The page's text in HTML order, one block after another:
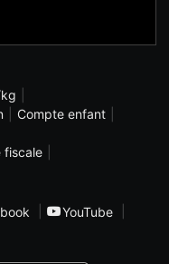
Compte enfant
fiscale
YouTube